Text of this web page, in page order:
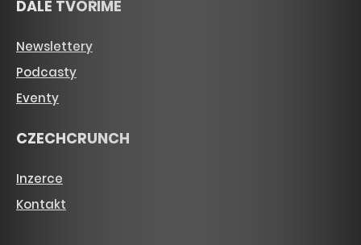
DÁLE TVOŘÍME
Newslettery
Podcasty
Eventy
CZECHCRUNCH
Inzerce
Kontakt